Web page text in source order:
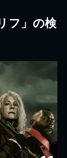
フ」の検